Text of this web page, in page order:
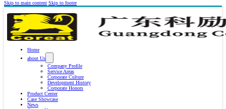
Skip to main content Skip to footer
Home
about Us
Company Profile
Service Areas
Corporate Culture
Development History
Corporate Honors
Product Center
Case Showcase
News